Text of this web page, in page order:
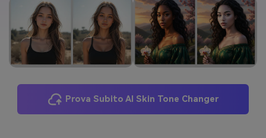
Prova Subito AI Skin Tone Changer